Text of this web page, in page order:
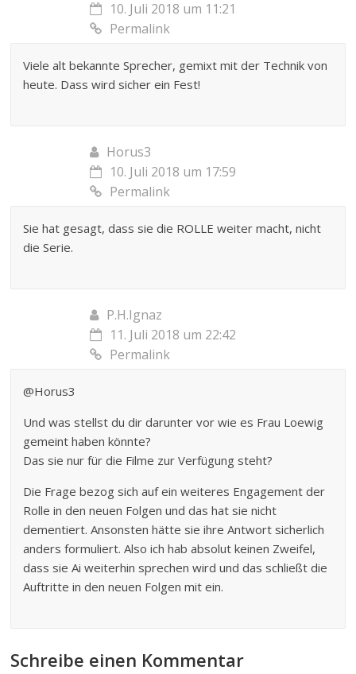
10. Juli 2018 um 11:21
Permalink
Viele alt bekannte Sprecher, gemixt mit der Technik von
heute. Dass wird sicher ein Fest!
Horus3
10. Juli 2018 um 17:59
Permalink
Sie hat gesagt, dass sie die ROLLE weiter macht, nicht
die Serie.
P.H.Ignaz
11. Juli 2018 um 22:42
Permalink
@Horus3
Und was stellst du dir darunter vor wie es Frau Loewig
gemeint haben könnte?
Das sie nur für die Filme zur Verfügung steht?
Die Frage bezog sich auf ein weiteres Engagement der
Rolle in den neuen Folgen und das hat sie nicht
dementiert. Ansonsten hätte sie ihre Antwort sicherlich
anders formuliert. Also ich hab absolut keinen Zweifel,
dass sie Ai weiterhin sprechen wird und das schließt die
Auftritte in den neuen Folgen mit ein.
Schreibe einen Kommentar